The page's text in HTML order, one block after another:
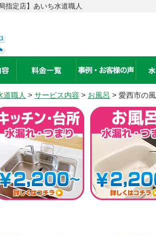
指定店】あいち水道職人
道職人 > サービス内容 > お風呂 > 愛西市の